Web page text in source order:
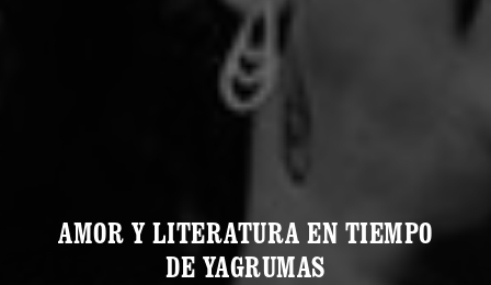
AMOR Y LITERATURA EN TIEMPO
DE YAGRUMAS